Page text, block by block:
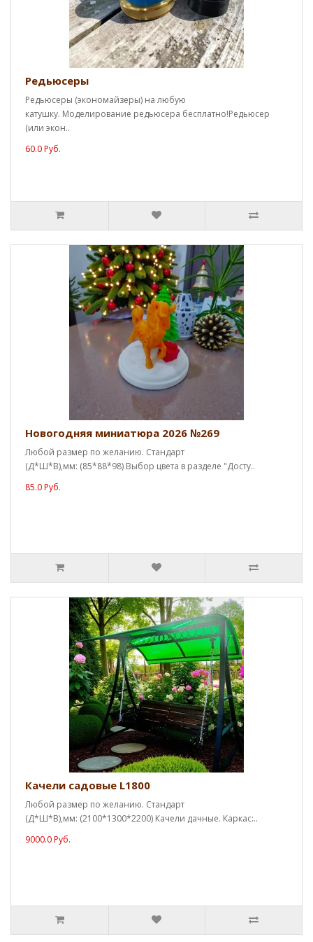
Редьюсеры
Редьюсеры (экономайзеры) на любую
катушку. Моделирование редьюсера бесплатно!Редьюсер
(или экон..
60.0 Руб.
Новогодняя миниатюра 2026 №269
Любой размер по желанию. Стандарт
(Д*Ш*В),мм: (85*88*98) Выбор цвета в разделе "Досту..
85.0 Руб.
Качели садовые L1800
Любой размер по желанию. Стандарт
(Д*Ш*В),мм: (2100*1300*2200) Качели дачные. Каркас:..
9000.0 Руб.